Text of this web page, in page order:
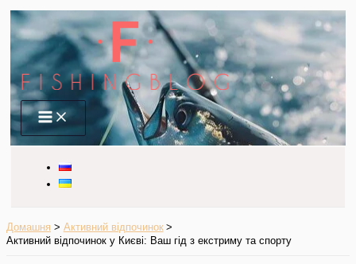
Перейти
вмісту
Main
Menu
Домашня
Активний відпочинок
Активний відпочинок у Києві: Ваш гід з екстриму та спорту